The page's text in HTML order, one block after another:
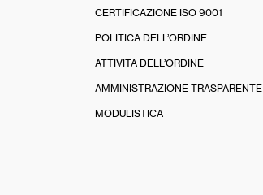
CERTIFICAZIONE ISO 9001
POLITICA DELL’ORDINE
ATTIVITÀ DELL’ORDINE
AMMINISTRAZIONE TRASPARENTE
MODULISTICA